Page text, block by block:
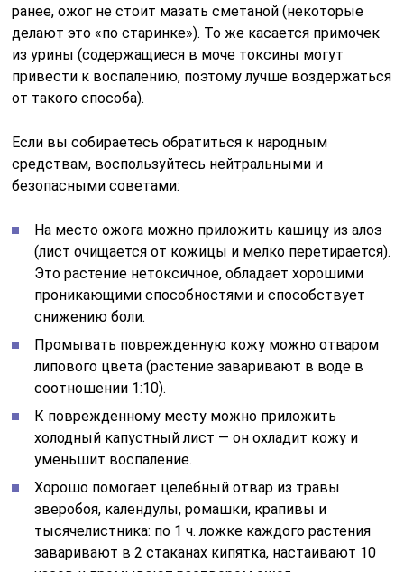
ранее, ожог не стоит мазать сметаной (некоторые
делают это «по старинке»). То же касается примочек
из урины (содержащиеся в моче токсины могут
привести к воспалению, поэтому лучше воздержаться
от такого способа).
Если вы собираетесь обратиться к народным
средствам, воспользуйтесь нейтральными и
безопасными советами:
На место ожога можно приложить кашицу из алоэ
(лист очищается от кожицы и мелко перетирается).
Это растение нетоксичное, обладает хорошими
проникающими способностями и способствует
снижению боли.
Промывать поврежденную кожу можно отваром
липового цвета (растение заваривают в воде в
соотношении 1:10).
К поврежденному месту можно приложить
холодный капустный лист — он охладит кожу и
уменьшит воспаление.
Хорошо помогает целебный отвар из травы
зверобоя, календулы, ромашки, крапивы и
тысячелистника: по 1 ч. ложке каждого растения
заваривают в 2 стаканах кипятка, настаивают 10